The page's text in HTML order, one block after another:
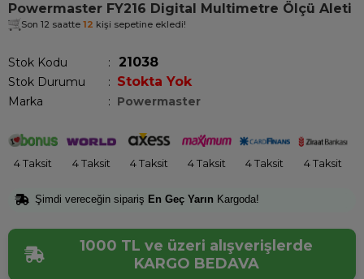
Powermaster FY216 Digital Multimetre Ölçü Aleti
Son 12 saatte 12 kişi sepetine ekledi!
Stok Kodu 21038
Stok Durumu : Stokta Yok
Marka : Powermaster
4 Taksit 4 Taksit 4 Taksit 4 Taksit 4 Taksit 4 Taksit
Şimdi vereceğin sipariş En Geç Yarın Kargoda!
1000 TL ve üzeri alışverişlerde
KARGO BEDAVA